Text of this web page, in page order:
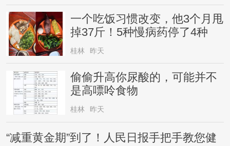
一个吃饭习惯改变，他3个月甩
掉37斤！5种慢病药停了4种
桂林 昨天
偷偷升高你尿酸的，可能并不
是高嘌呤食物
桂林 昨天
“减重黄金期”到了！人民日报手把手教您健